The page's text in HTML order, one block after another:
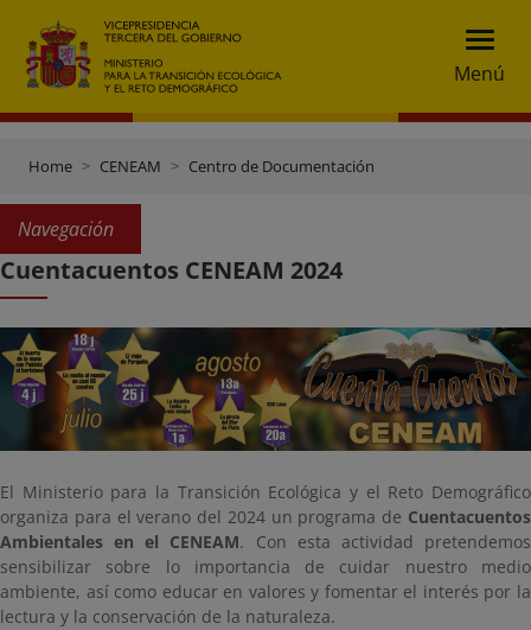
Menú
Home CENEAM Centro de Documentación
Navegación
Cuentacuentos CENEAM 2024
El Ministerio para la Transición Ecológica y el Reto Demográfico
organiza para el verano del 2024 un programa de Cuentacuentos
Ambientales en el CENEAM. Con esta actividad pretendemos
sensibilizar sobre lo importancia de cuidar nuestro medio
ambiente, así como educar en valores y fomentar el interés por la
lectura y la conservación de la naturaleza.